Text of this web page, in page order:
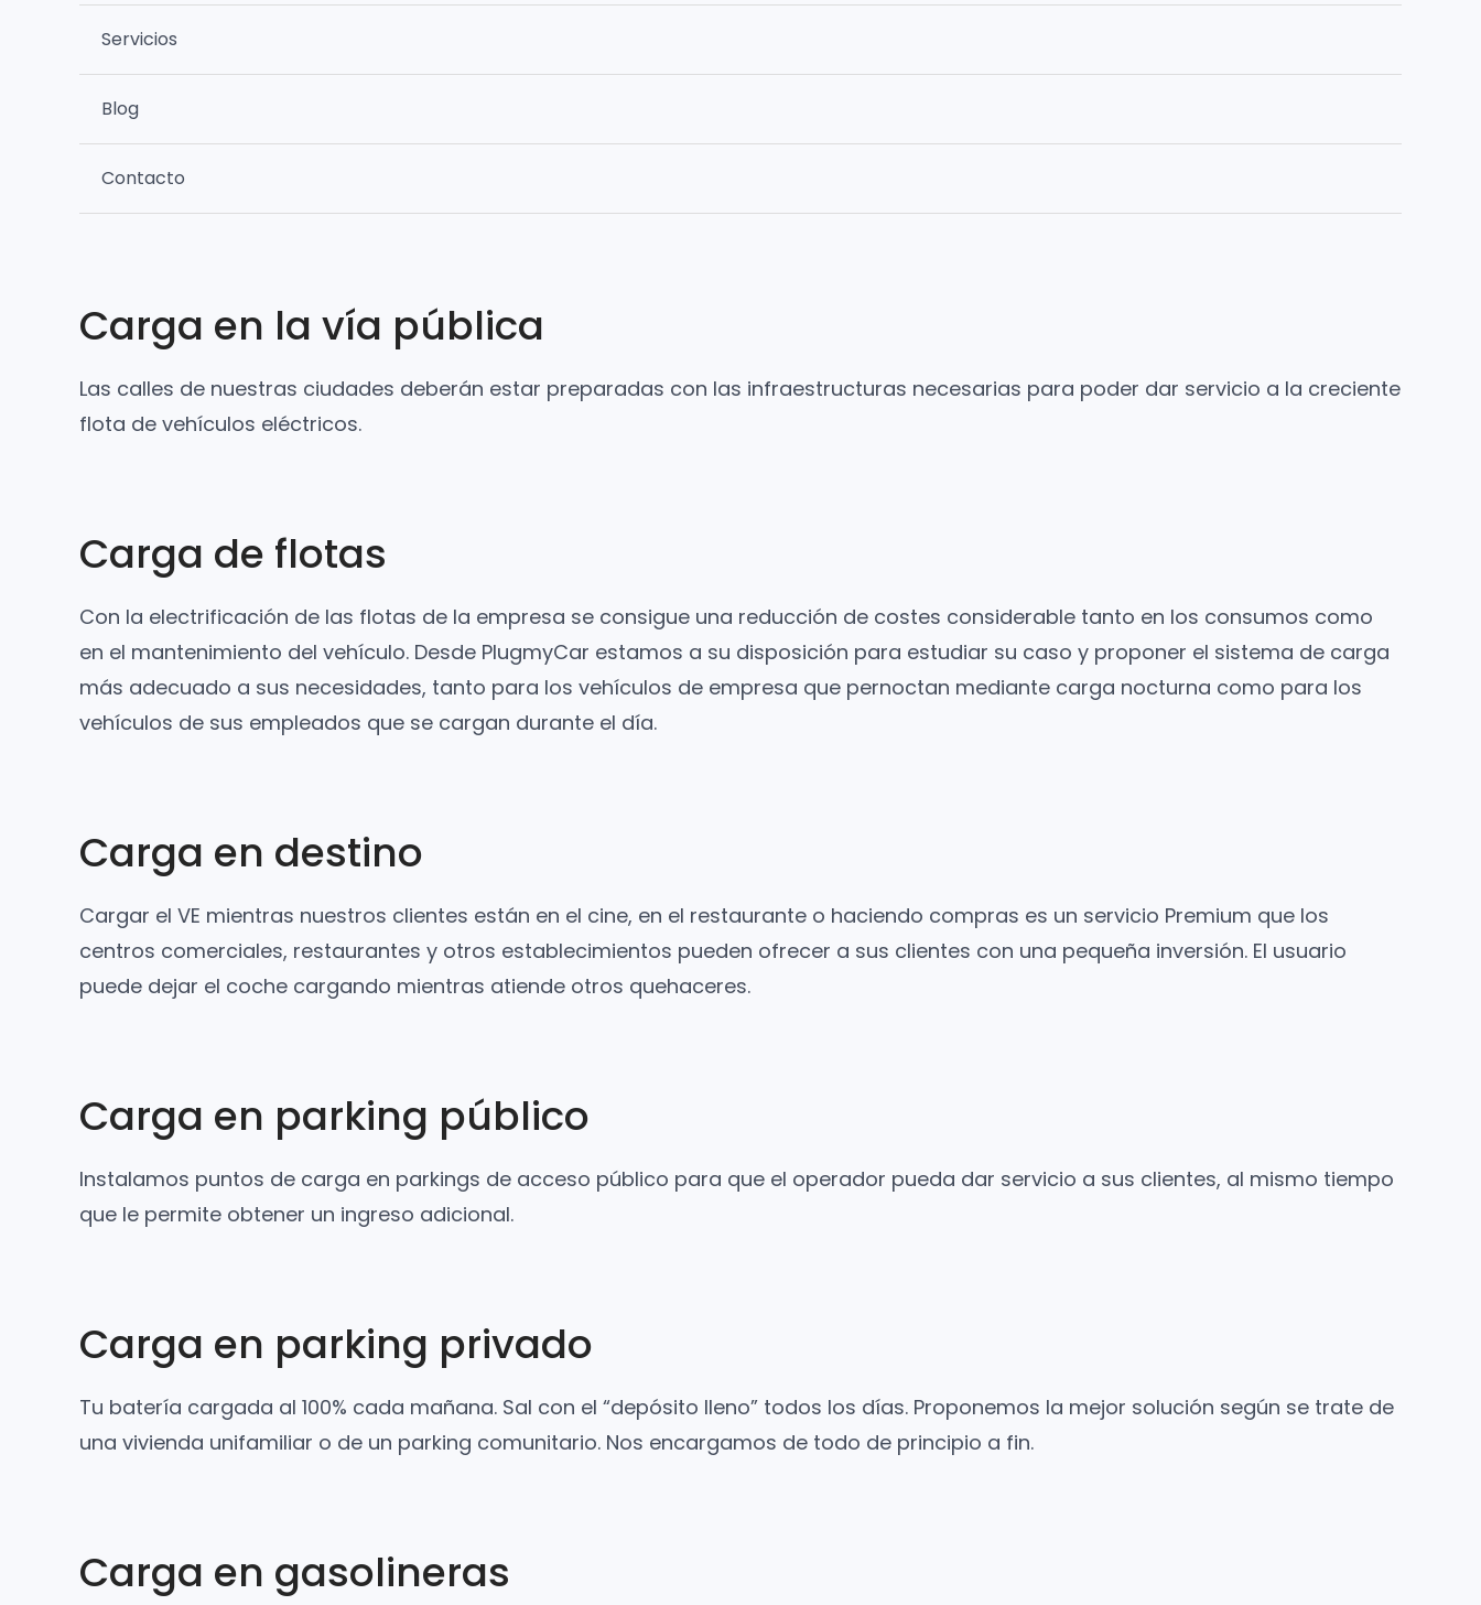
Servicios
Blog
Contacto
Carga en la vía pública
Las calles de nuestras ciudades deberán estar preparadas con las infraestructuras necesarias para poder dar servicio a la creciente
flota de vehículos eléctricos.
Carga de flotas
Con la electrificación de las flotas de la empresa se consigue una reducción de costes considerable tanto en los consumos como
en el mantenimiento del vehículo. Desde PlugmyCar estamos a su disposición para estudiar su caso y proponer el sistema de carga
más adecuado a sus necesidades, tanto para los vehículos de empresa que pernoctan mediante carga nocturna como para los
vehículos de sus empleados que se cargan durante el día.
Carga en destino
Cargar el VE mientras nuestros clientes están en el cine, en el restaurante o haciendo compras es un servicio Premium que los
centros comerciales, restaurantes y otros establecimientos pueden ofrecer a sus clientes con una pequeña inversión. El usuario
puede dejar el coche cargando mientras atiende otros quehaceres.
Carga en parking público
Instalamos puntos de carga en parkings de acceso público para que el operador pueda dar servicio a sus clientes, al mismo tiempo
que le permite obtener un ingreso adicional.
Carga en parking privado
Tu batería cargada al 100% cada mañana. Sal con el “depósito lleno” todos los días. Proponemos la mejor solución según se trate de
una vivienda unifamiliar o de un parking comunitario. Nos encargamos de todo de principio a fin.
Carga en gasolineras